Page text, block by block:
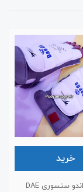
خرید
روپایی تکواندو سنسوری DAE